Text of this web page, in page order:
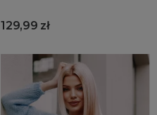
129,99 zł